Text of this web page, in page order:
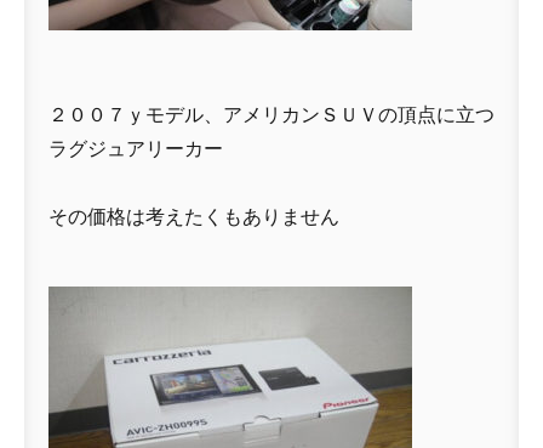
２００７ｙモデル、アメリカンＳＵＶの頂点に立つ
ラグジュアリーカー
その価格は考えたくもありません